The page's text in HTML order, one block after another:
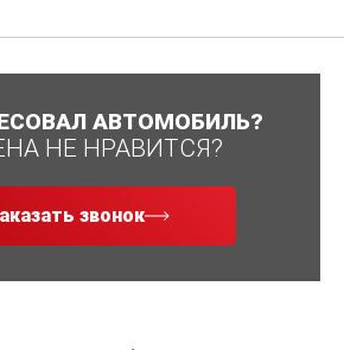
АВТОМОБИЛЬ?
НЕ НРАВИТСЯ?
звонок